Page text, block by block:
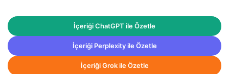
İçeriği ChatGPT ile Özetle
İçeriği Perplexity ile Özetle
İçeriği Grok ile Özetle